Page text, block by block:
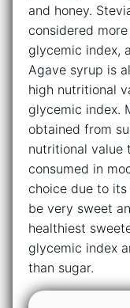
and honey.
considered
glycemic index,
Agave syrup is
high nutritional
glycemic index.
obtained from
nutritional value
consumed in
choice due to
be very sweet
healthiest
glycemic index
than sugar.